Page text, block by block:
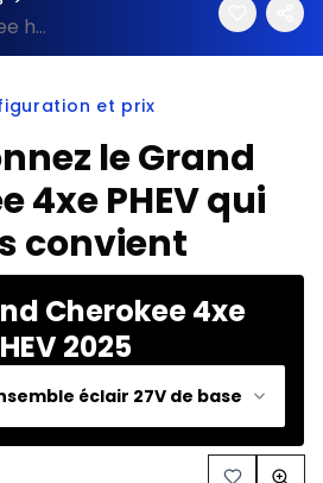
Jeep Grand Cherokee hybride rechargeable 4xe 2025
et prix
le Grand
4xe PHEV qui
convient
Cherokee 4xe
2025
éclair 27V de base